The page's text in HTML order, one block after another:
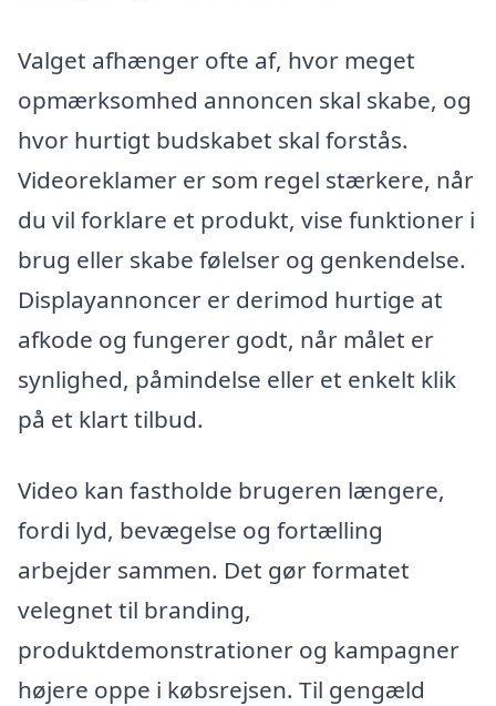
Valget afhænger ofte af, hvor meget
opmærksomhed annoncen skal skabe, og
hvor hurtigt budskabet skal forstås.
Videoreklamer er som regel stærkere, når
du vil forklare et produkt, vise funktioner i
brug eller skabe følelser og genkendelse.
Displayannoncer er derimod hurtige at
afkode og fungerer godt, når målet er
synlighed, påmindelse eller et enkelt klik
på et klart tilbud.
Video kan fastholde brugeren længere,
fordi lyd, bevægelse og fortælling
arbejder sammen. Det gør formatet
velegnet til branding,
produktdemonstrationer og kampagner
højere oppe i købsrejsen. Til gengæld